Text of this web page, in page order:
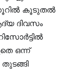
കൂടുതല്‍
ദിവസം
ഒന്ന്